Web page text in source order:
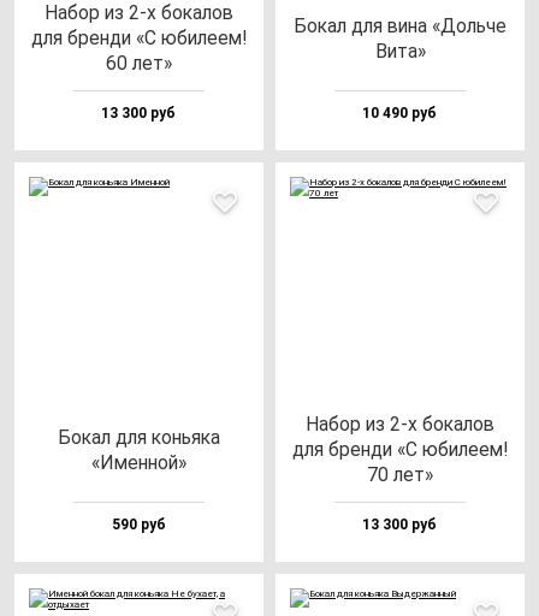
Набор из 2-х бо­ка­лов
для брен­ди «С юби­ле­ем!
60 лет»
13 300 руб
Бокал для ви­на «Доль­че
Вита»
10 490 руб
Бокал для конь­яка
«Имен­ной»
590 руб
Набор из 2-х бо­ка­лов
для брен­ди «С юби­ле­ем!
70 лет»
13 300 руб